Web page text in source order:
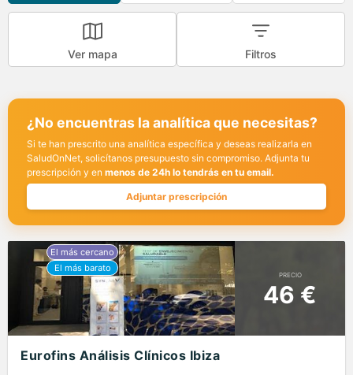
Ver mapa Filtros
¿No encuentras la analítica que necesitas?
Si te han prescrito una analítica específica y deseas realizarla en
SaludOnNet, solicítanos presupuesto sin compromiso. Adjunta tu
prescripción y en menos de 24h lo tendrás en tu email.
Adjuntar prescripción
PRECIO
46 €
Eurofins Análisis Clínicos Ibiza